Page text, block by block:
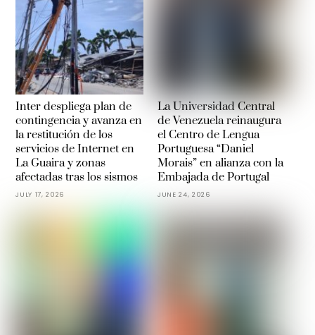
Inter despliega plan de
contingencia y avanza en
la restitución de los
servicios de Internet en
La Guaira y zonas
afectadas tras los sismos
JULY 17, 2026
La Universidad Central
de Venezuela reinaugura
el Centro de Lengua
Portuguesa “Daniel
Morais” en alianza con la
Embajada de Portugal
JUNE 24, 2026